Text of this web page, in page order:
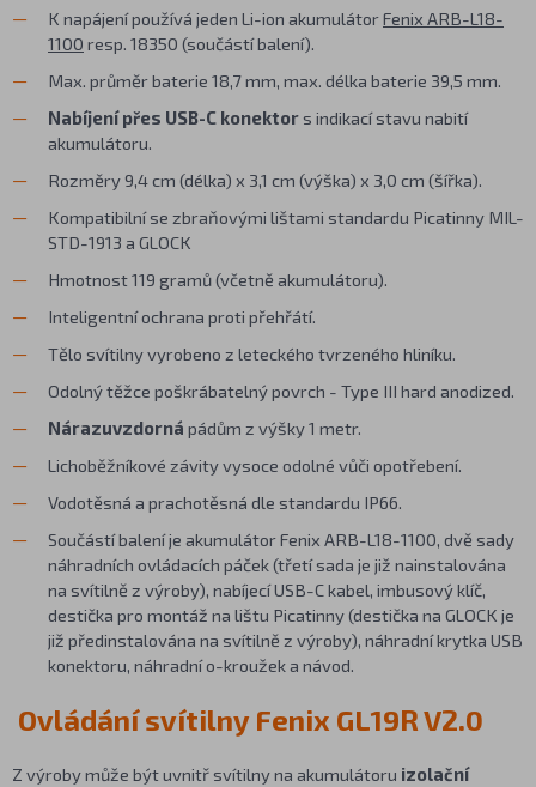
K napájení používá jeden Li-ion akumulátorFenix ARB-L18-
1100 resp. 18350 (součástí balení).
Max. průměr baterie 18,7 mm, max. délka baterie 39,5 mm.
Nabíjení přes USB-C konektor s indikací stavu nabití
akumulátoru.
Rozměry 9,4 cm (délka) x 3,1 cm (výška) x 3,0 cm (šířka).
Kompatibilní se zbraňovými lištami standardu Picatinny MIL-
STD-1913 a GLOCK
Hmotnost 119 gramů (včetně akumulátoru).
Inteligentní ochrana proti přehřátí.
Tělo svítilny vyrobeno z leteckého tvrzeného hliníku.
Odolný těžce poškrábatelný povrch - Type III hard anodized.
Nárazuvzdorná pádům z výšky 1 metr.
Lichoběžníkové závity vysoce odolné vůči opotřebení.
Vodotěsná a prachotěsná dle standardu IP66.
Součástí balení je akumulátor Fenix ARB-L18-1100, dvě sady
náhradních ovládacích páček (třetí sada je již nainstalována
na svítilně z výroby), nabíjecí USB-C kabel, imbusový klíč,
destička pro montáž na lištu Picatinny (destička na GLOCK je
již předinstalována na svítilně z výroby), náhradní krytka USB
konektoru, náhradní o-kroužek a návod.
Ovládání svítilny Fenix GL19R V2.0
Z výroby může být uvnitř svítilny na akumulátoru izolační